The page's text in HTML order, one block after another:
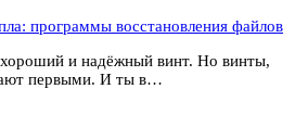
программы восстановления файлов
и надёжный винт. Но винты,
первыми. И ты в…